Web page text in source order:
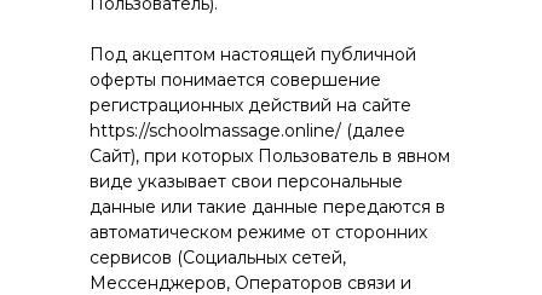
Под акцептом настоящей публичной
оферты понимается совершение
регистрационных действий на сайте
https://schoolmassage.online/ (далее
Сайт), при которых Пользователь в явном
виде указывает свои персональные
данные или такие данные передаются в
автоматическом режиме от сторонних
сервисов (Социальных сетей,
Мессенджеров, Операторов связи и